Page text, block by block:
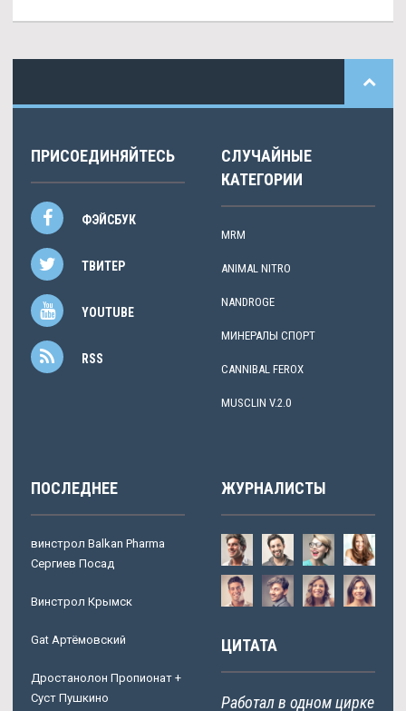
ПРИСОЕДИНЯЙТЕСЬ
ФЭЙСБУК
ТВИТЕР
YOUTUBE
RSS
СЛУЧАЙНЫЕ
КАТЕГОРИИ
MRM
ANIMAL NITRO
NANDROGE
МИНЕРАЛЫ СПОРТ
CANNIBAL FEROX
MUSCLIN V.2.0
ПОСЛЕДНЕЕ
винстрол Balkan Pharma
Сергиев Посад
Винстрол Крымск
Gat Артёмовский
Дростанолон Пропионат +
Суст Пушкино
ЖУРНАЛИСТЫ
ЦИТАТА
Работал в одном цирке